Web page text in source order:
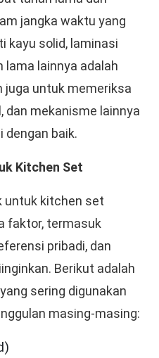
jangka waktu yang
kayu solid, laminasi
lama lainnya adalah
juga untuk memeriksa
dan mekanisme lainnya
baik.
Kitchen Set
untuk kitchen set
faktor, termasuk
pribadi, dan
Berikut adalah
sering digunakan
masing-masing: